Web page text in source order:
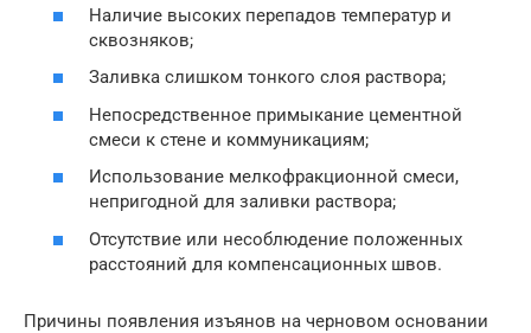
Наличие высоких перепадов температур и
сквозняков;
Заливка слишком тонкого слоя раствора;
Непосредственное примыкание цементной
смеси к стене и коммуникациям;
Использование мелкофракционной смеси,
непригодной для заливки раствора;
Отсутствие или несоблюдение положенных
расстояний для компенсационных швов.
Причины появления изъянов на черновом основании